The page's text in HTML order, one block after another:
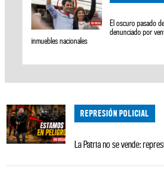
El oscuro pasado
denunciado por
inmuebles nacionales
REPRESIÓN POLICIAL
La Patria no se vende: